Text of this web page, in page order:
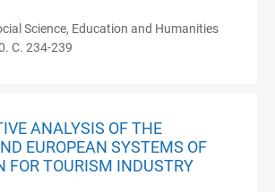
Science, Education and Humanities
С. 234-239
ANALYSIS OF THE
EUROPEAN SYSTEMS OF
FOR TOURISM INDUSTRY